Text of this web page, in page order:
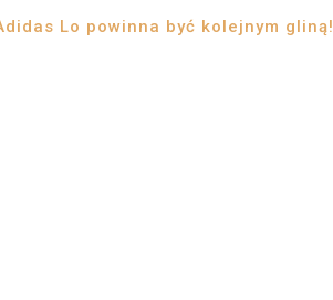
Lo powinna być kolejnym gliną!